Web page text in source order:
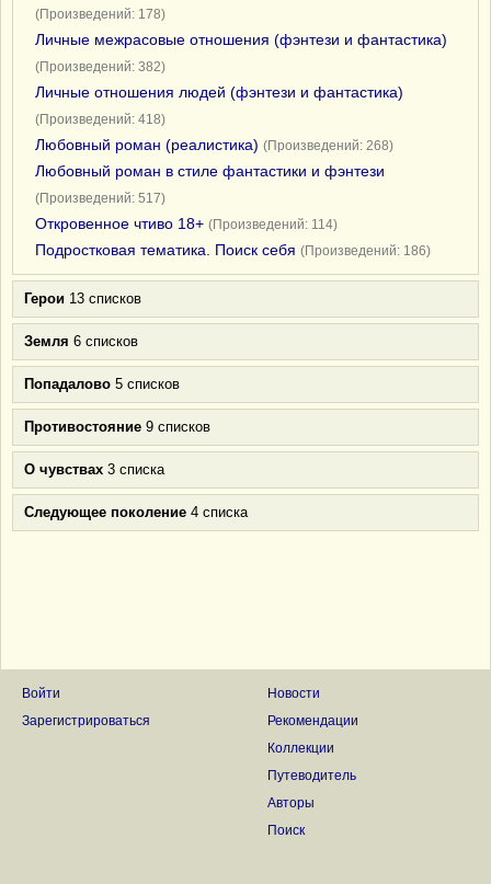
(Произведений: 178)
Личные межрасовые отношения (фэнтези и фантастика)
(Произведений: 382)
Личные отношения людей (фэнтези и фантастика)
(Произведений: 418)
Любовный роман (реалистика) (Произведений: 268)
Любовный роман в стиле фантастики и фэнтези
(Произведений: 517)
Откровенное чтиво 18+ (Произведений: 114)
Подростковая тематика. Поиск себя (Произведений: 186)
Герои 13 списков
Земля 6 списков
Попадалово 5 списков
Противостояние 9 списков
О чувствах 3 списка
Следующее поколение 4 списка
Войти
Зарегистрироваться
Новости
Рекомендации
Коллекции
Путеводитель
Авторы
Поиск